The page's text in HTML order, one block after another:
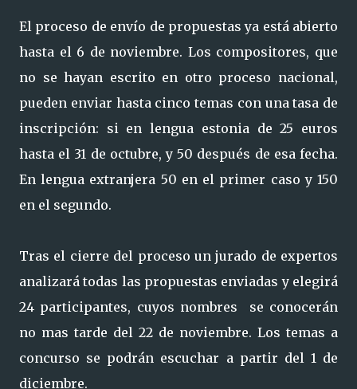
El proceso de envío de propuestas ya está abierto
hasta el 6 de noviembre. Los compositores, que
no se hayan escrito en otro proceso nacional,
pueden enviar hasta cinco temas con una tasa de
inscripción: si en lengua estonia de 25 euros
hasta el 31 de octubre, y 50 después de esa fecha.
En lengua extranjera 50 en el primer caso y 150
en el segundo.
Tras el cierre del proceso un jurado de expertos
analizará todas las propuestas enviadas y elegirá
24 participantes, cuyos nombres se conocerán
no mas tarde del 22 de noviembre. Los temas a
concurso se podrán escuchar a partir del 1 de
diciembre.